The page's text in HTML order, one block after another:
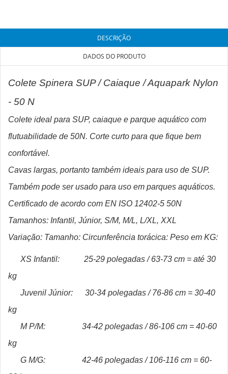
DESCRIÇÃO
DADOS DO PRODUTO
Colete Spinera SUP / Caiaque / Aquapark Nylon
- 50 N
Colete ideal para SUP, caiaque e parque aquático com
flutuabilidade de 50N. Corte curto para que fique bem
confortável.
Cavas largas, portanto também ideais para uso de SUP.
Também pode ser usado para uso em parques aquáticos.
Certificado de acordo com EN ISO 12402-5 50N
Tamanhos: Infantil, Júnior, S/M, M/L, L/XL, XXL
Variação: Tamanho: Circunferência torácica: Peso em KG:
XS Infantil: 25-29 polegadas / 63-73 cm = até 30
kg
Juvenil Júnior:
30-34 polegadas / 76-86 cm = 30-40
kg
M P/M:
34-42 polegadas / 86-106 cm = 40-60
kg
G M/G:
42-46 polegadas / 106-116 cm = 60-